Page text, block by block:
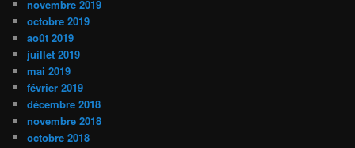
novembre 2019
octobre 2019
août 2019
juillet 2019
mai 2019
février 2019
décembre 2018
novembre 2018
octobre 2018